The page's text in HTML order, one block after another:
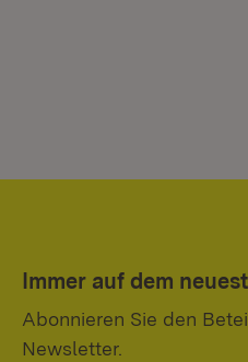
Immer auf dem
Abonnieren Sie den
Newsletter.